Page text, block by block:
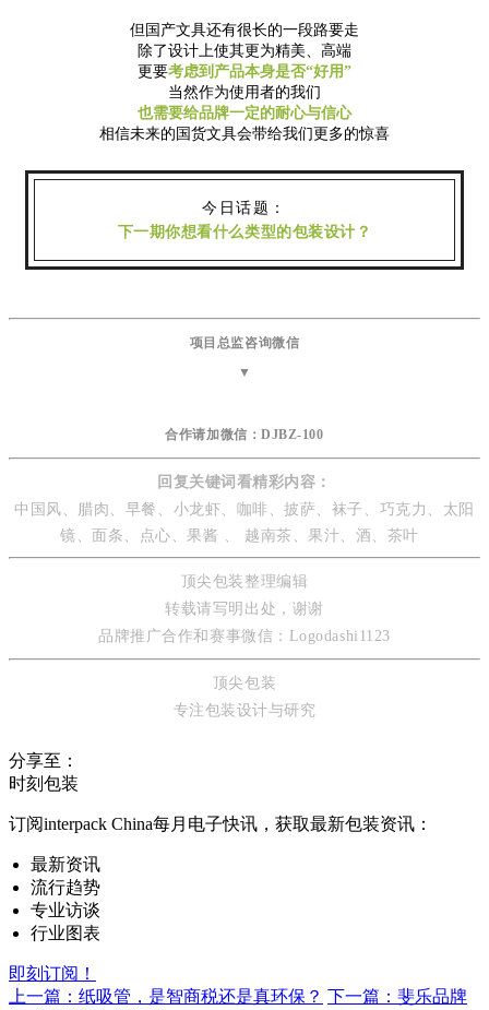
但国产文具还有很长的一段路要走
除了设计上使其更为精美、高端
更要考虑到产品本身是否“好用”
当然作为使用者的我们
也需要给品牌一定的耐心与信心
相信未来的国货文具会带给我们更多的惊喜
今日话题：
下一期你想看什么类型的包装设计？
项目总监咨询微信
▼
合作请加微信：DJBZ-100
回复关键词看精彩内容：
中国风、腊肉、早餐、小龙虾、咖啡、披萨、袜子、巧克力、太阳
镜、面条、点心、果酱 、 越南茶、果汁、酒、茶叶
顶尖包装整理编辑
转载请写明出处，谢谢
品牌推广合作和赛事微信：Logodashi1123
顶尖包装
专注包装设计与研究
分享至：
时刻包装
订阅interpack China每月电子快讯，获取最新包装资讯：
最新资讯
流行趋势
专业访谈
行业图表
即刻订阅！
上一篇：纸吸管，是智商税还是真环保？ 下一篇：斐乐品牌